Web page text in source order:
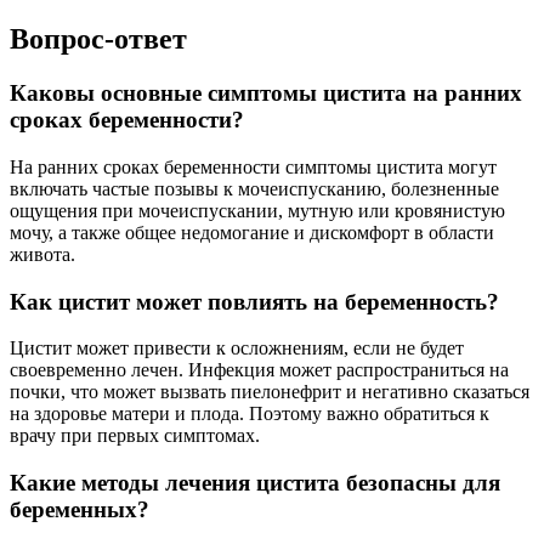
Вопрос-ответ
Каковы основные симптомы цистита на ранних
сроках беременности?
На ранних сроках беременности симптомы цистита могут
включать частые позывы к мочеиспусканию, болезненные
ощущения при мочеиспускании, мутную или кровянистую
мочу, а также общее недомогание и дискомфорт в области
живота.
Как цистит может повлиять на беременность?
Цистит может привести к осложнениям, если не будет
своевременно лечен. Инфекция может распространиться на
почки, что может вызвать пиелонефрит и негативно сказаться
на здоровье матери и плода. Поэтому важно обратиться к
врачу при первых симптомах.
Какие методы лечения цистита безопасны для
беременных?